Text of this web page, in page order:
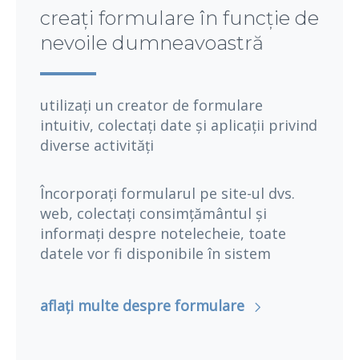
creați formulare în funcție de
nevoile dumneavoastră
utilizați un creator de formulare
intuitiv, colectați date și aplicații privind
diverse activități
Încorporați formularul pe site-ul dvs.
web, colectați consimțământul și
informați despre notelecheie, toate
datele vor fi disponibile în sistem
aflați multe despre formulare